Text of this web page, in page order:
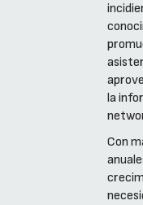
la
Con